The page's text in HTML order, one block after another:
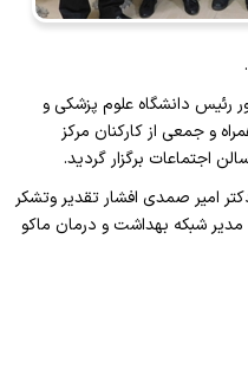
رئیس دانشگاه علوم پزشکی و
و جمعی از کارکنان مرکز
اجتماعات برگزار گردید.
امیر صمدی افشار تقدیر وتشکر
شبکه بهداشت و درمان ماکو